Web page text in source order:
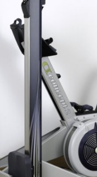
Wasser befindet, um
verkratzen. Die
Befüllung. Anschließend
kalibriert werden.
Lagerung
Rudergerät lässt sich
senkrecht aufstellen. So
als ein Stuhl. Der
Rolle ein. Bevor Sie
können, müssen Sie die
Handgriffen auseinander